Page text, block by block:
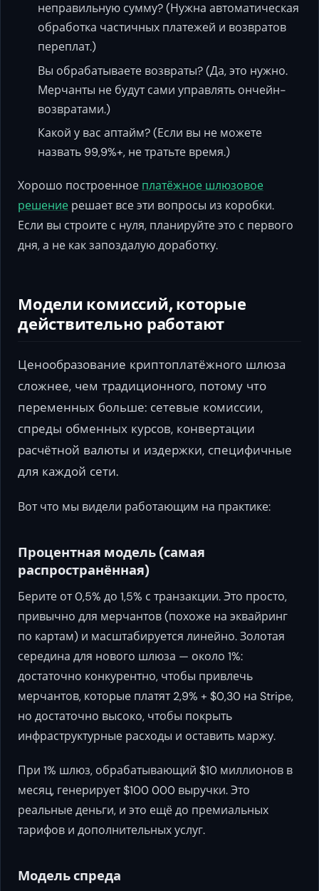
неправильную сумму? (Нужна автоматическая
обработка частичных платежей и возвратов
переплат.)
Вы обрабатываете возвраты? (Да, это нужно.
Мерчанты не будут сами управлять ончейн-
возвратами.)
Какой у вас аптайм? (Если вы не можете
назвать 99,9%+, не тратьте время.)
Хорошо построенное платёжное шлюзовое
решение решает все эти вопросы из коробки.
Если вы строите с нуля, планируйте это с первого
дня, а не как запоздалую доработку.
Модели комиссий, которые
действительно работают
Ценообразование криптоплатёжного шлюза
сложнее, чем традиционного, потому что
переменных больше: сетевые комиссии,
спреды обменных курсов, конвертации
расчётной валюты и издержки, специфичные
для каждой сети.
Вот что мы видели работающим на практике:
Процентная модель (самая
распространённая)
Берите от 0,5% до 1,5% с транзакции. Это просто,
привычно для мерчантов (похоже на эквайринг
по картам) и масштабируется линейно. Золотая
середина для нового шлюза — около 1%:
достаточно конкурентно, чтобы привлечь
мерчантов, которые платят 2,9% + $0,30 на Stripe,
но достаточно высоко, чтобы покрыть
инфраструктурные расходы и оставить маржу.
При 1% шлюз, обрабатывающий $10 миллионов в
месяц, генерирует $100 000 выручки. Это
реальные деньги, и это ещё до премиальных
тарифов и дополнительных услуг.
Модель спреда